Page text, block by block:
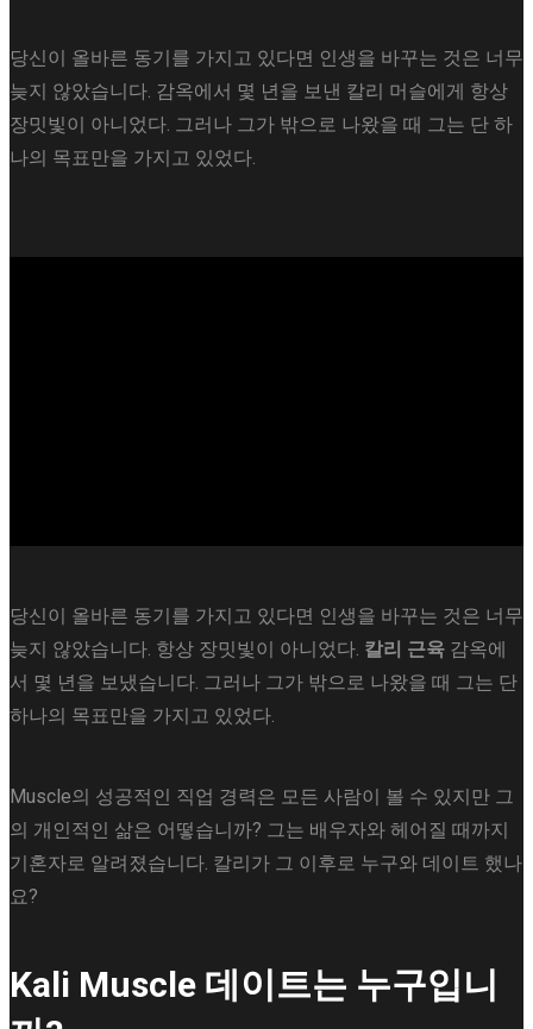
당신이 올바른 동기를 가지고 있다면 인생을 바꾸는 것은 너무
늦지 않았습니다. 감옥에서 몇 년을 보낸 칼리 머슬에게 항상
장밋빛이 아니었다. 그러나 그가 밖으로 나왔을 때 그는 단 하
나의 목표만을 가지고 있었다.
당신이 올바른 동기를 가지고 있다면 인생을 바꾸는 것은 너무
늦지 않았습니다. 항상 장밋빛이 아니었다. 칼리 근육 감옥에
서 몇 년을 보냈습니다. 그러나 그가 밖으로 나왔을 때 그는 단
하나의 목표만을 가지고 있었다.
Muscle의 성공적인 직업 경력은 모든 사람이 볼 수 있지만 그
의 개인적인 삶은 어떻습니까? 그는 배우자와 헤어질 때까지
기혼자로 ​​알려졌습니다. 칼리가 그 이후로 누구와 데이트 했나
요?
Kali Muscle 데이트는 누구입니